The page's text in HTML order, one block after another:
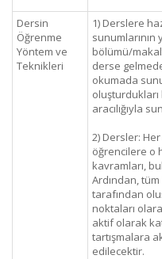
Dersin
Öğrenme
Yöntem ve
Teknikleri
1) Derslere
sunumlarının
bölümü/
derse
okumada
aracılığıyla
2) Dersler:
öğrencilere o
kavramları,
Ardından,
tarafından
noktaları
aktif olarak
tartışmalara
edilecektir.